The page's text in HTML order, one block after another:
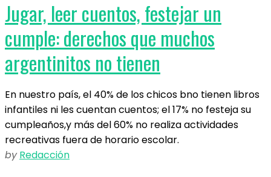
Jugar, leer cuentos, festejar un
cumple: derechos que muchos
argentinitos no tienen
En nuestro país, el 40% de los chicos bno tienen libros
infantiles ni les cuentan cuentos; el 17% no festeja su
cumpleaños,y más del 60% no realiza actividades
recreativas fuera de horario escolar.
by Redacción